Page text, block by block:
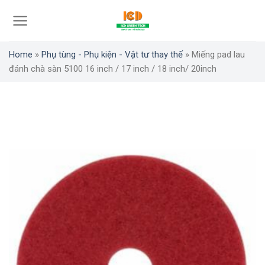
Home » Phụ tùng - Phụ kiện - Vật tư thay thế» Miếng pad lau
đánh chà sàn 5100 16 inch / 17 inch / 18 inch/ 20inch